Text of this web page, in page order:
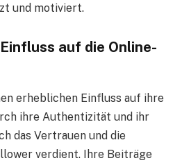
und motiviert.
auf die Online-
erheblichen Einfluss auf ihre
ihre Authentizität und ihr
das Vertrauen und die
verdient. Ihre Beiträge